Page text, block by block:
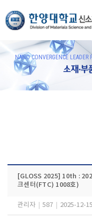
NANO CONVERGENCE LEADER
소재·부
[GLOSS 2025] 10th :
크센터(FTC) 1008호)
관리자 587 2025-12-